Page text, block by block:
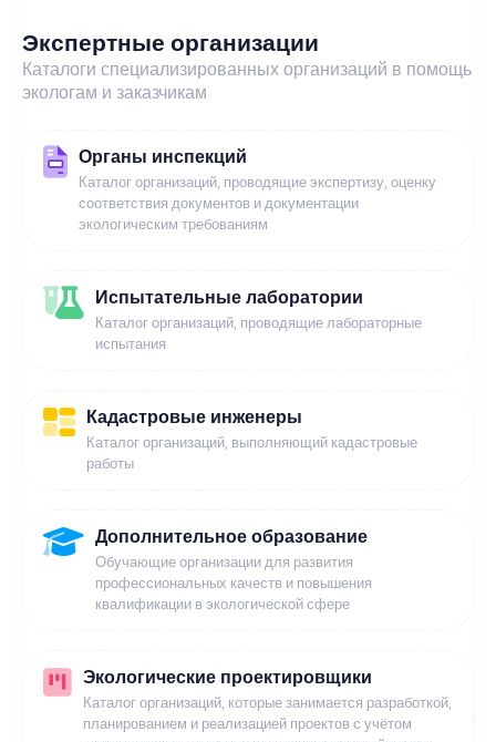
Экспертные организации
Каталоги специализированных организаций в помощь
экологам и заказчикам
Органы инспекций
Каталог организаций, проводящие экспертизу, оценку
соответствия документов и документации
экологическим требованиям
Испытательные лаборатории
Каталог организаций, проводящие лабораторные
испытания
Кадастровые инженеры
Каталог организаций, выполняющий кадастровые
работы
Дополнительное образование
Обучающие организации для развития
профессиональных качеств и повышения
квалификации в экологической сфере
Экологические проектировщики
Каталог организаций, которые занимается разработкой,
планированием и реализацией проектов с учётом